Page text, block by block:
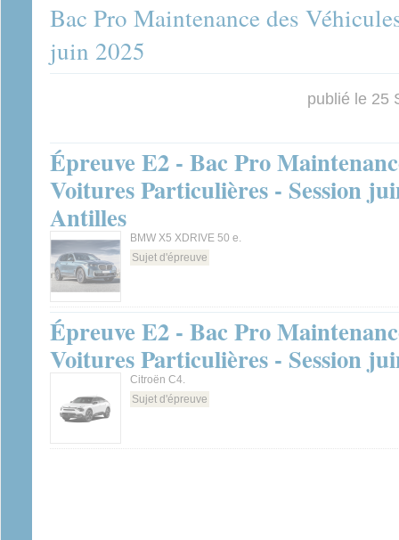
Bac Pro Maintenance des
juin 2025
publié le 25
Épreuve E2 - Bac Pro
Voitures Particulières - Session
Antilles
BMW X5 XDRIVE 50 e.
Sujet d'épreuve
Épreuve E2 - Bac Pro
Voitures Particulières - Session
Citroën C4.
Sujet d'épreuve